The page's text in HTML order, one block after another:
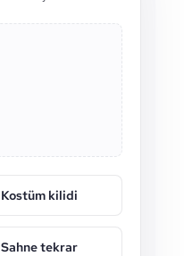
Kostüm kilidi
Sahne tekrar